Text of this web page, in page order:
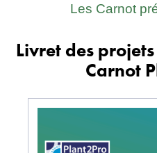
Les Carnot
Livret des
Carnot